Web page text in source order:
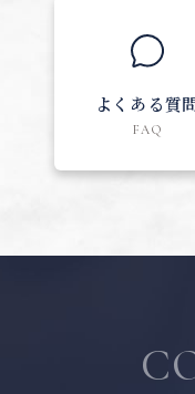
よくある質
FAQ